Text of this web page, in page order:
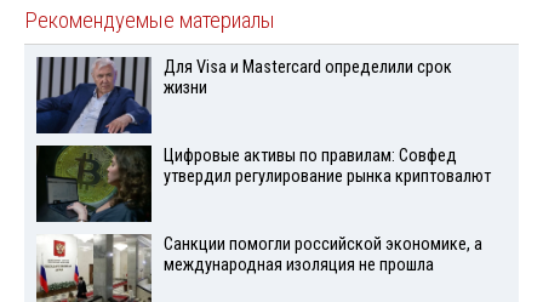
Рекомендуемые материалы
Для Visа и Mastercard определили срок
жизни
Цифровые активы по правилам: Совфед
утвердил регулирование рынка криптовалют
Санкции помогли российской экономике, а
международная изоляция не прошла